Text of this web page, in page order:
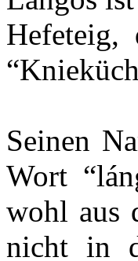
Hefeteig,
Seinen
Wort
wohl aus
nicht in